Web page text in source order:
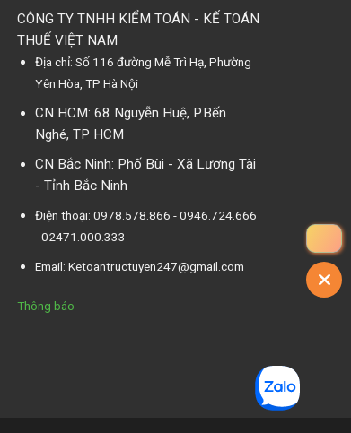
CÔNG TY TNHH KIỂM TOÁN - KẾ TOÁN
THUẾ VIỆT NAM
Địa chỉ: Số 116 đường Mễ Trì Hạ, Phường
Yên Hòa, TP Hà Nội
CN HCM: 68 Nguyễn Huệ, P.Bến
Nghé, TP HCM
CN Bắc Ninh: Phố Bùi - Xã Lương Tài
- Tỉnh Bắc Ninh
Điện thoại: 0978.578.866 - 0946.724.666
- 02471.000.333
Email: Ketoantructuyen247@gmail.com
Thông báo